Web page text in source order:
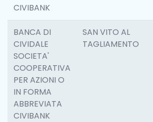
CIVIBANK
BANCA DI
CIVIDALE
SOCIETA'
COOPERATIVA
PER AZIONI O
IN FORMA
ABBREVIATA
CIVIBANK
SAN VITO AL
TAGLIAMENTO